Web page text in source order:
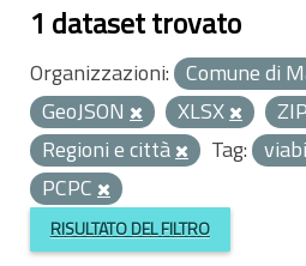
1 dataset trovato
Organizzazioni: Comune di
GeoJSON
XLSX ZIP
Regioni e città
Tag:
PCPC
RISULTATO DEL FILTRO